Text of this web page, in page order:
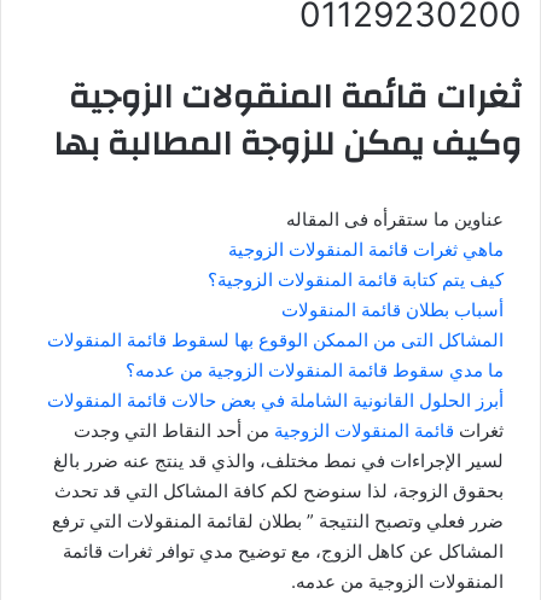
01129230200
ثغرات قائمة المنقولات الزوجية
وكيف يمكن للزوجة المطالبة بها
عناوين ما ستقرأه فى المقاله
ماهي ثغرات قائمة المنقولات الزوجية
كيف يتم كتابة قائمة المنقولات الزوجية؟
أسباب بطلان قائمة المنقولات
المشاكل التى من الممكن الوقوع بها لسقوط قائمة المنقولات
ما مدي سقوط قائمة المنقولات الزوجية من عدمه؟
أبرز الحلول القانونية الشاملة في بعض حالات قائمة المنقولات
ثغرات قائمة المنقولات الزوجية من أحد النقاط التي وجدت
لسير الإجراءات في نمط مختلف، والذي قد ينتج عنه ضرر بالغ
بحقوق الزوجة، لذا سنوضح لكم كافة المشاكل التي قد تحدث
ضرر فعلي وتصبح النتيجة ” بطلان لقائمة المنقولات التي ترفع
المشاكل عن كاهل الزوج، مع توضيح مدي توافر ثغرات قائمة
المنقولات الزوجية من عدمه.